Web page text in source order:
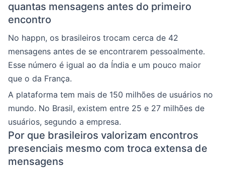
quantas mensagens antes do primeiro
encontro
No happn, os brasileiros trocam cerca de 42
mensagens antes de se encontrarem pessoalmente.
Esse número é igual ao da Índia e um pouco maior
que o da França.
A plataforma tem mais de 150 milhões de usuários no
mundo. No Brasil, existem entre 25 e 27 milhões de
usuários, segundo a empresa.
Por que brasileiros valorizam encontros
presenciais mesmo com troca extensa de
mensagens